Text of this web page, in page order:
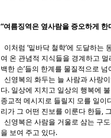
“여름징역은 옆사람을 증오하게 한
이처럼 ‘밑바닥 철학’에 도달하
여 온 관념적 지식들을 경계하고
백한 손’들의 한계를 물질적으로 넘
신영복의 화두는 늘 사람과 사랑
다. 일상에 지치고 일상의 행복에
종교적 메시지로 들릴지 모를 일
리가 그 어떤 진보를 이룬다 한들,
신영복은 사람을 거울로 삼는 구
을 보여 주고 있다.